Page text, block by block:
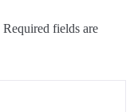
Required fields are